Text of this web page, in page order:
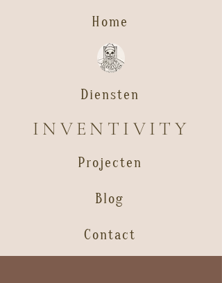
Home
INVENTIVITY
Diensten
Projecten
Blog
Contact